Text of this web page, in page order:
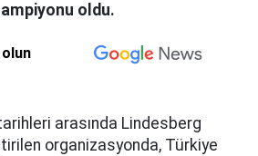
oldu.
arasında Lindesberg
organizasyonda, Türkiye